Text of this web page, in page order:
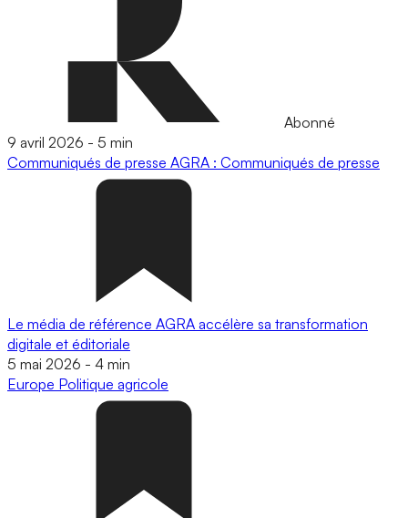
Abonné
9 avril 2026 - 5 min
Communiqués de presse AGRA : Communiqués de presse
Le média de référence AGRA accélère sa transformation
digitale et éditoriale
5 mai 2026 - 4 min
Europe Politique agricole